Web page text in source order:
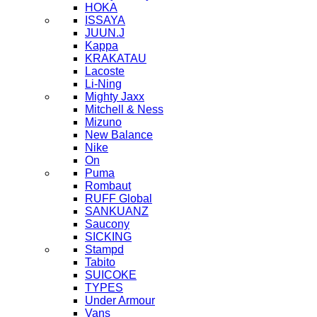
HOKA
ISSAYA
JUUN.J
Kappa
KRAKATAU
Lacoste
Li-Ning
Mighty Jaxx
Mitchell & Ness
Mizuno
New Balance
Nike
On
Puma
Rombaut
RUFF Global
SANKUANZ
Saucony
SICKING
Stampd
Tabito
SUICOKE
TYPES
Under Armour
Vans